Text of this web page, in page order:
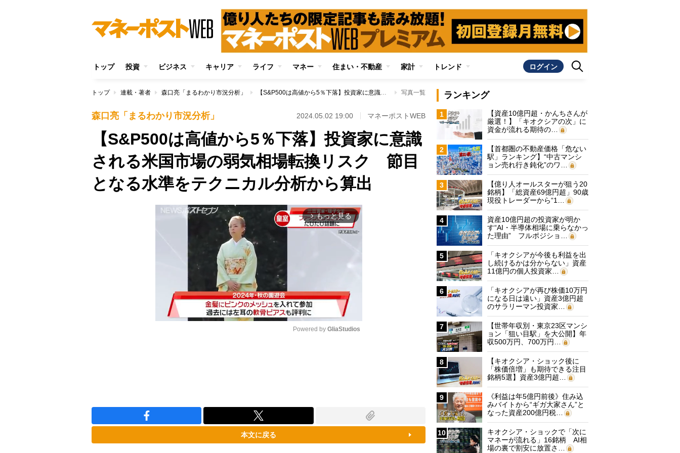
トップ 投資 ビジネス キャリア ライフ マネー 住まい・不動産 家計 トレンド ログイン
トップ 連載・著者 森口亮「まるわかり市況分析」 【S&P500は高値から5％下落】投資家に意識される米国市場の弱気相場転換リスク 節目となる水準をテクニカル分析から算出 写真一覧
森口亮「まるわかり市況分析」 2024.05.02 19:00 マネーポストWEB
【S&P500は高値から5％下落】投資家に意識
される米国市場の弱気相場転換リスク 節目
となる水準をテクニカル分析から算出
arrow_forward_ios もっと見る
Powered by GliaStudios
本文に戻る
ランキング
1
【資産10億円超・かんちさんが
厳選！】「キオクシアの次」に
資金が流れる期待の…
2
【首都圏の不動産価格「危ない
駅」ランキング】“中古マンシ
ョン売れ行き鈍化”のワ…
3
【億り人オールスターが狙う20
銘柄】「総資産69億円超」90歳
現役トレーダーから“1…
4
資産10億円超の投資家が明か
す“AI・半導体相場に乗らなかっ
た理由” フルポジショ…
5
「キオクシアが今後も利益を出
し続けるかは分からない」資産
11億円の個人投資家…
6
「キオクシアが再び株価10万円
になる日は遠い」資産3億円超
のサラリーマン投資家…
7
【世帯年収別・東京23区マンシ
ョン「狙い目駅」を大公開】年
収500万円、700万円…
8
【キオクシア・ショック後に
「株価倍増」も期待できる注目
銘柄5選】資産3億円超…
9
《利益は年5億円前後》住み込
みバイトから“ギガ大家さん”と
なった資産200億円税…
10
キオクシア・ショックで「次に
マネーが流れる」16銘柄 AI相
場の裏で割安に放置さ…